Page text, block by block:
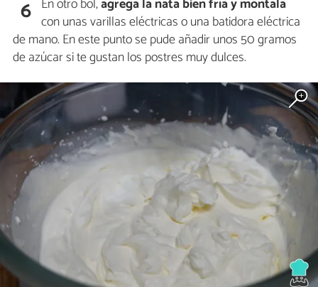
6 En otro bol,agrega la nata bien fría y móntala
con unas varillas eléctricas o una batidora eléctrica
de mano. En este punto se pude añadir unos 50 gramos
de azúcar si te gustan los postres muy dulces.